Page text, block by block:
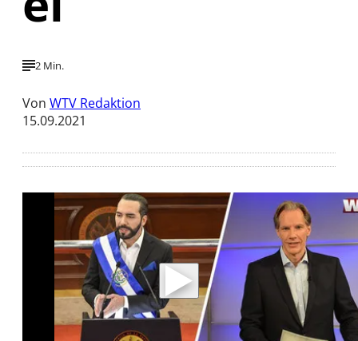
2 Min.
Von WTV Redaktion
15.09.2021
Mit der Wiedergabe dieses Videos werden
Daten an Youtube übertragen.
Hinweise dazu erhalten Sie in derDatenschutzerklärung
Akzeptieren